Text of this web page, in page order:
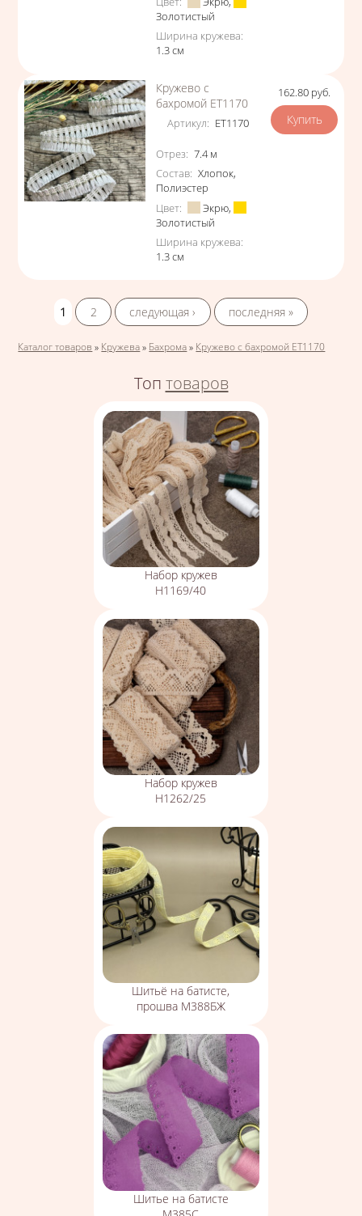
Золотистый
Ширина кружева:
1.3см
Кружево с
бахромой ЕТ1170
Артикул: ЕТ1170
Характеристики
Отрез: 7.4 м
Состав: Хлопок,
Полиэстер
Цвет: Экрю,
Золотистый
Ширина кружева:
1.3см
Цена
162.80 руб.
1
2 следующая › последняя »
Вы здесь
Каталог товаров » Кружева » Бахрома » Кружево с бахромой ЕТ1170
Топ товаров
Набор кружев
Н1169/40
Набор кружев
Н1262/25
Шитьё на батисте,
прошва М388БЖ
Шитье на батисте